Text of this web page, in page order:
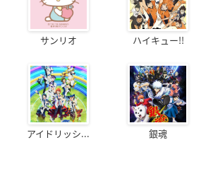
サンリオ ハイキュー!!
アイドリッシ... 銀魂